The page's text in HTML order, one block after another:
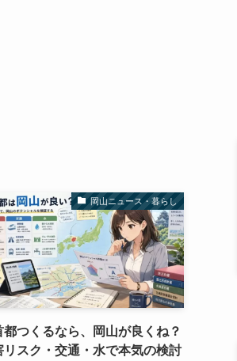
岡山ニュース・暮らし
都つくるなら、岡山が良くね？
リスク・交通・水で本気の検討